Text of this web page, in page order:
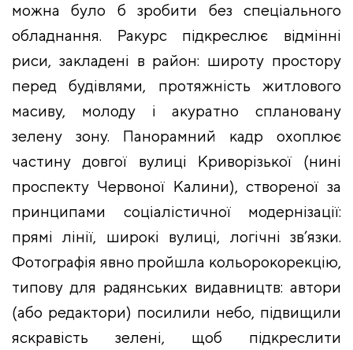
можна було б зробити без спеціального
обладнання. Ракурс підкреслює відмінні
риси, закладені в район: широту простору
перед будівлями, протяжність житлового
масиву, молоду і акуратно сплановану
зелену зону. Панорамний кадр охоплює
частину довгої вулиці Криворізької (нині
проспекту Червоної Калини), створеної за
принципами соціалістичної модернізації:
прямі лінії, широкі вулиці, логічні зв’язки.
Фотографія явно пройшла кольорокорекцію,
типову для радянських видавництв: автори
(або редактори) посилили небо, підвищили
яскравість зелені, щоб підкреслити